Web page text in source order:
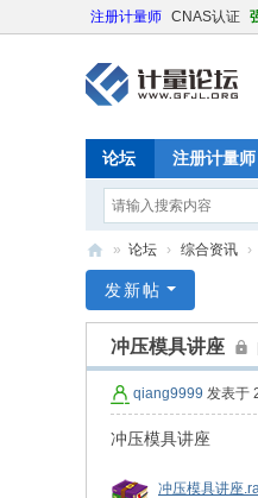
注册计量师 CNAS认证
论坛 注册计量师
量
» 论坛 › 综合资讯 ›
发新帖
冲压模具讲座
qiang9999 发表于
冲压模具讲座
冲压模具讲座